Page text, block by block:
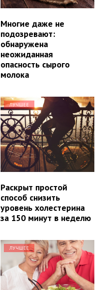
Многие даже не
подозревают:
обнаружена
неожиданная
опасность сырого
молока
ЛУЧШЕЕ
Раскрыт простой
способ снизить
уровень холестерина
за 150 минут в неделю
ЛУЧШЕЕ